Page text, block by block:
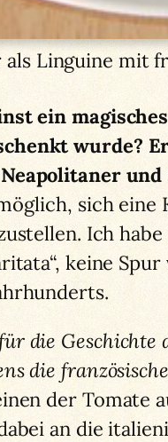
Linguine mit
ein
wurde?
sich eine
Ich
keine
die
die
der Tomate
an die